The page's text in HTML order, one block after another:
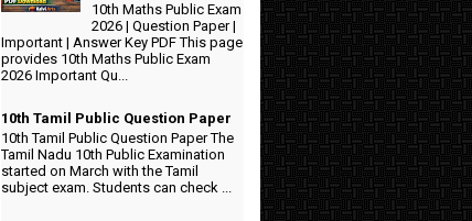
10th Maths Public Exam
2026 | Question Paper |
Important | Answer Key PDF This page
provides 10th Maths Public Exam
2026 Important Qu...
10th Tamil Public Question Paper
10th Tamil Public Question Paper The
Tamil Nadu 10th Public Examination
started on March with the Tamil
subject exam. Students can check ...